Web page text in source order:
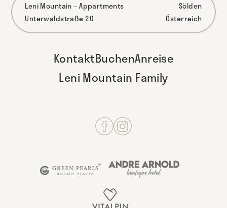
Leni Mountain – Appartments
Unterwaldstraße 20
Sölden
Österreich
KontaktBuchenAnreise
Leni Mountain Family